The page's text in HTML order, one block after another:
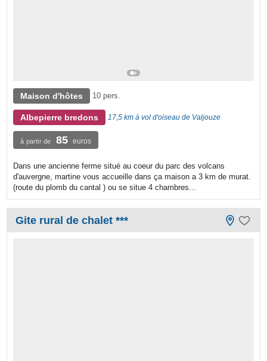
Maison d'hôtes 10 pers.
Albepierre bredons 17,5 km à vol d'oiseau de Valjouze
à partir de 85 euros
Dans une ancienne ferme situé au coeur du parc des volcans
d'auvergne, martine vous accueille dans ça maison a 3 km de murat.
(route du plomb du cantal ) ou se situe 4 chambres...
Gite rural de chalet ***